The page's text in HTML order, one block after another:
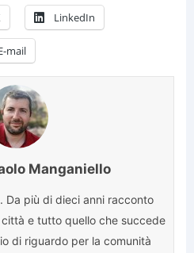
LinkedIn
mail
Manganiello
Da più di dieci anni racconto
e tutto quello che succede
di riguardo per la comunità